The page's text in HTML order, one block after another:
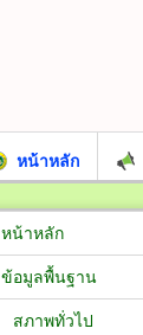
หน้าหลัก
หน้าหลัก
ข้อมูลพื้นฐาน
สภาพทั่วไป